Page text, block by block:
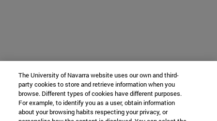
The University of Navarra website uses our own and third-
party cookies to store and retrieve information when you
browse. Different types of cookies have different purposes.
For example, to identify you as a user, obtain information
about your browsing habits respecting your privacy, or